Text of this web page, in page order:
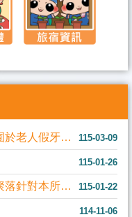
115-03-09
轉知高雄市政府衛生局訊息，囿於老人假牙預算有限，115年高雄市一般老人及中低....
115-01-26
115-01-22
高雄市六龜區公所聲明（米濃聚落針對本所有關六龜地方創生計畫—六龜老街及區內商....
114-11-06